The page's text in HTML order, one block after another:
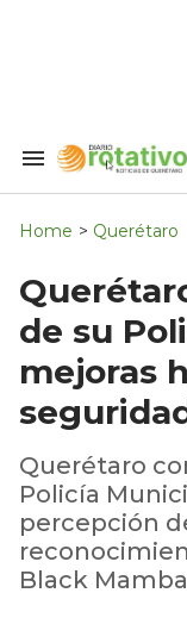
Search
Navigation
Home > Querétaro
de su
mejoras
Querétaro
Policía
percepción
Black